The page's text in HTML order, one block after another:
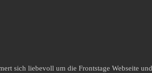
sich liebevoll um die Frontstage Webseite